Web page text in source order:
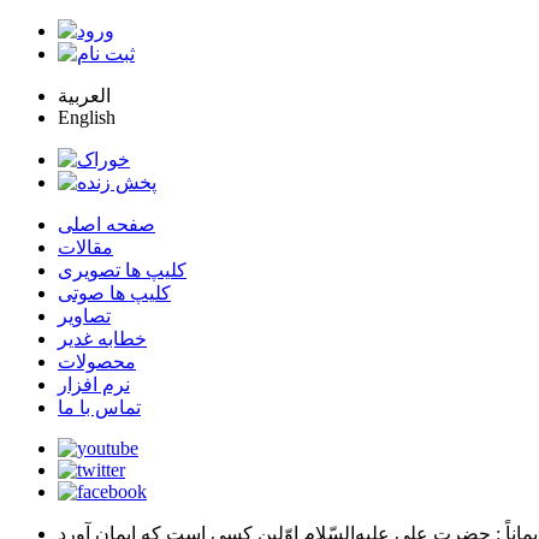
العربية
English
صفحه اصلی
مقالات
کلیپ ها تصویری
کلیپ ها صوتی
تصاویر
خطابه غدیر
محصولات
نرم افزار
تماس با ما